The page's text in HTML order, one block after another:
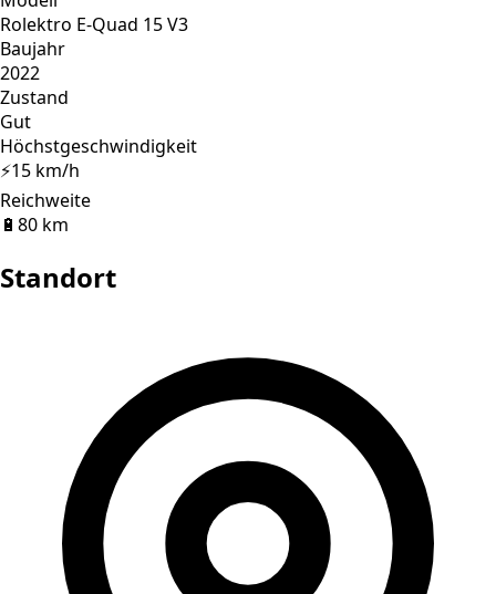
Rolektro E-Quad 15 V3
Baujahr
2022
Zustand
Gut
Höchstgeschwindigkeit
⚡15 km/h
Reichweite
🔋 80 km
Standort